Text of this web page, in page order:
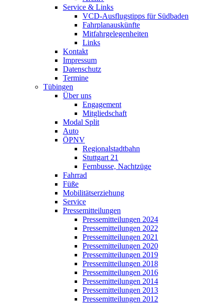
Service & Links
VCD-Ausflugstipps für Südbaden
Fahrplanauskünfte
Mitfahrgelegenheiten
Links
Kontakt
Impressum
Datenschutz
Termine
Tübingen
Über uns
Engagement
Mitgliedschaft
Modal Split
Auto
ÖPNV
Regionalstadtbahn
Stuttgart 21
Fernbusse, Nachtzüge
Fahrrad
Füße
Mobilitätserziehung
Service
Pressemitteilungen
Pressemitteilungen 2024
Pressemitteilungen 2022
Pressemitteilungen 2021
Pressemitteilungen 2020
Pressemitteilungen 2019
Pressemitteilungen 2018
Pressemitteilungen 2016
Pressemitteilungen 2014
Pressemitteilungen 2013
Pressemitteilungen 2012